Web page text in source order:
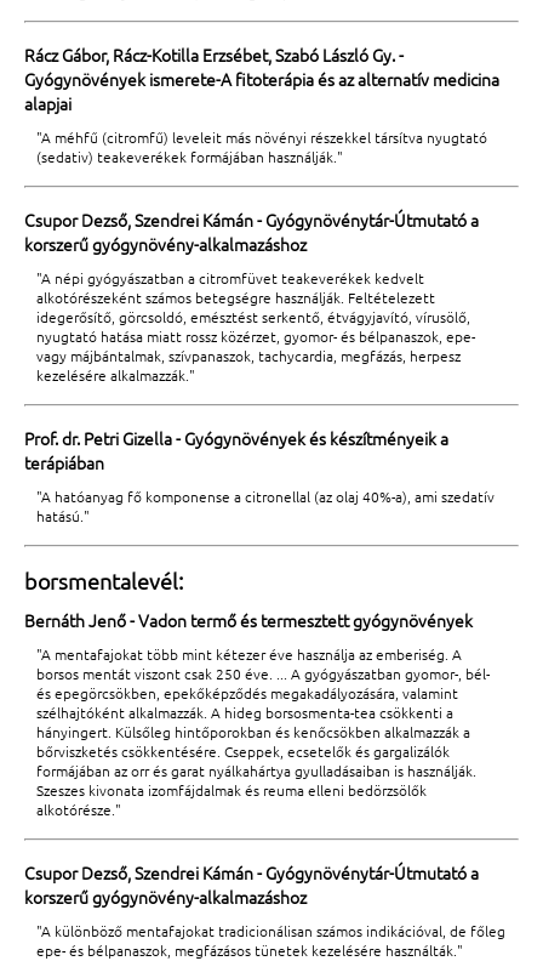
Rácz Gábor, Rácz-Kotilla Erzsébet, Szabó László Gy. -
Gyógynövények ismerete-A fitoterápia és az alternatív medicina
alapjai
"A méhfű (citromfű) leveleit más növényi részekkel társítva nyugtató
(sedativ) teakeverékek formájában használják."
Csupor Dezső, Szendrei Kámán - Gyógynövénytár-Útmutató a
korszerű gyógynövény-alkalmazáshoz
"A népi gyógyászatban a citromfüvet teakeverékek kedvelt
alkotórészeként számos betegségre használják. Feltételezett
idegerősítő, görcsoldó, emésztést serkentő, étvágyjavító, vírusölő,
nyugtató hatása miatt rossz közérzet, gyomor- és bélpanaszok, epe-
vagy májbántalmak, szívpanaszok, tachycardia, megfázás, herpesz
kezelésére alkalmazzák."
Prof. dr. Petri Gizella - Gyógynövények és készítményeik a
terápiában
"A hatóanyag fő komponense a citronellal (az olaj 40%-a), ami szedatív
hatású."
borsmentalevél:
Bernáth Jenő - Vadon termő és termesztett gyógynövények
"A mentafajokat több mint kétezer éve használja az emberiség. A
borsos mentát viszont csak 250 éve. ... A gyógyászatban gyomor-, bél-
és epegörcsökben, epekőképződés megakadályozására, valamint
szélhajtóként alkalmazzák. A hideg borsosmenta-tea csökkenti a
hányingert. Külsőleg hintőporokban és kenőcsökben alkalmazzák a
bőrviszketés csökkentésére. Cseppek, ecsetelők és gargalizálók
formájában az orr és garat nyálkahártya gyulladásaiban is használják.
Szeszes kivonata izomfájdalmak és reuma elleni bedörzsölők
alkotórésze."
Csupor Dezső, Szendrei Kámán - Gyógynövénytár-Útmutató a
korszerű gyógynövény-alkalmazáshoz
"A különböző mentafajokat tradicionálisan számos indikációval, de főleg
epe- és bélpanaszok, megfázásos tünetek kezelésére használták."